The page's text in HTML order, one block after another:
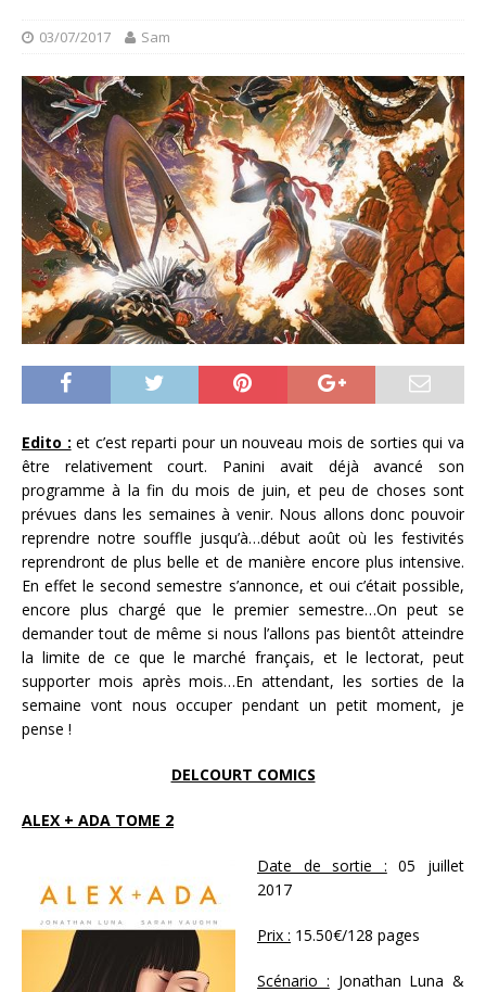
03/07/2017 Sam
Edito : et c’est reparti pour un nouveau mois de sorties qui va
être relativement court. Panini avait déjà avancé son
programme à la fin du mois de juin, et peu de choses sont
prévues dans les semaines à venir. Nous allons donc pouvoir
reprendre notre souffle jusqu’à…début août où les festivités
reprendront de plus belle et de manière encore plus intensive.
En effet le second semestre s’annonce, et oui c’était possible,
encore plus chargé que le premier semestre…On peut se
demander tout de même si nous l’allons pas bientôt atteindre
la limite de ce que le marché français, et le lectorat, peut
supporter mois après mois…En attendant, les sorties de la
semaine vont nous occuper pendant un petit moment, je
pense !
DELCOURT COMICS
ALEX + ADA TOME 2
Date de sortie : 05 juillet
2017
Prix : 15.50€/128 pages
Scénario : Jonathan Luna &